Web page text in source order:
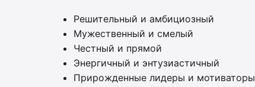
Решительный и амбициозный
Мужественный и смелый
Честный и прямой
Энергичный и энтузиастичный
Прирожденные лидеры и мотиваторы